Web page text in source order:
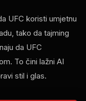
UFC koristi umjetnu
tako da tajming
da UFC
To čini lažni AI
stil i glas.